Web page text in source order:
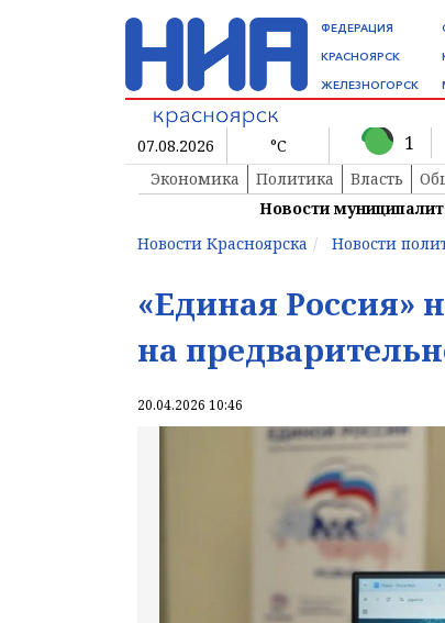
ФЕДЕРАЦИЯ
КРАСНОЯРСК
ЖЕЛЕЗНОГОРСК
07.08.2026 °C 1
Экономика
Политика Власть
Новости
Новости Красноярска
Новости
«Единая Россия»
на
20.04.2026 10:46